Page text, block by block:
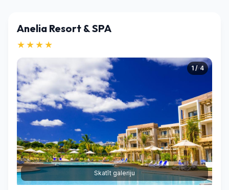
Anelia Resort & SPA
★★★★
1 / 4
Skatīt galeriju